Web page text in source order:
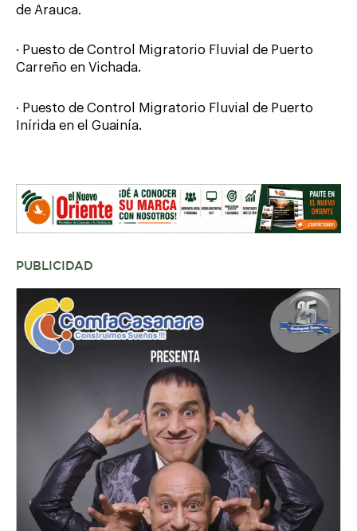
de Arauca.
· Puesto de Control Migratorio Fluvial de Puerto
Carreño en Vichada.
· Puesto de Control Migratorio Fluvial de Puerto
Inírida en el Guainía.
PUBLICIDAD